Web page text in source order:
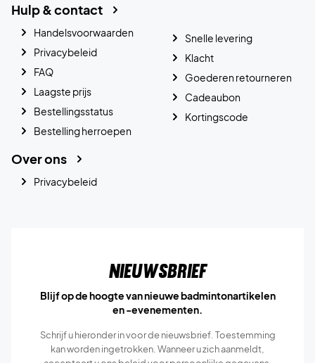
Hulp & contact
Handelsvoorwaarden
Privacybeleid
FAQ
Laagste prijs
Bestellingsstatus
Bestelling herroepen
Snelle levering
Klacht
Goederen retourneren
Cadeaubon
Kortingscode
Over ons
Privacybeleid
Nieuwsbrief
Blijf op de hoogte van nieuwe badmintonartikelen
en -evenementen.
Schrijf u hieronder in voor de nieuwsbrief. Toestemming
kan worden ingetrokken. Wanneer u zich aanmeldt,